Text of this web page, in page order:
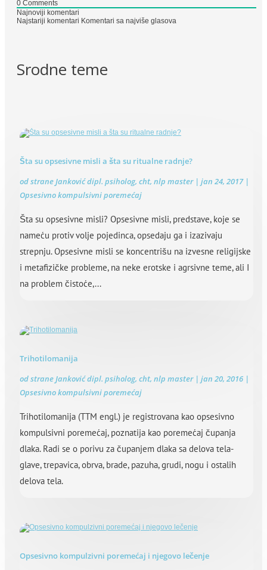
0 Comments
Najnoviji komentari
Najstariji komentari Komentari sa najviše glasova
Srodne teme
Šta su opsesivne misli a šta su ritualne radnje?
od straneJanković dipl. psiholog, cht, nlp master| jan 24, 2017|
Opsesivno kompulsivni poremećaj
Šta su opsesivne misli? Opsesivne misli, predstave, koje se
nameću protiv volje pojedinca, opsedaju ga i izazivaju
strepnju. Opsesivne misli se koncentrišu na izvesne religijske
i metafizičke probleme, na neke erotske i agrsivne teme, ali I
na problem čistoće,...
Trihotilomanija
od straneJanković dipl. psiholog, cht, nlp master| jan 20, 2016 |
Opsesivno kompulsivni poremećaj
Trihotilomanija (TTM engl.) je registrovana kao opsesivno
kompulsivni poremećaj, poznatija kao poremećaj čupanja
dlaka. Radi se o porivu za čupanjem dlaka sa delova tela-
glave, trepavica, obrva, brade, pazuha, grudi, nogu i ostalih
delova tela.
Opsesivno kompulzivni poremećaj i njegovo lečenje